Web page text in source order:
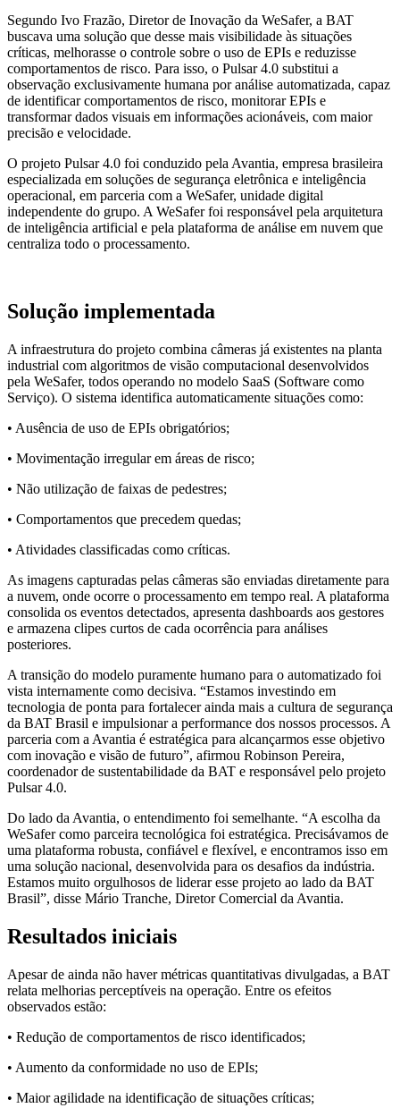
Segundo Ivo Frazão, Diretor de Inovação da WeSafer, a BAT
buscava uma solução que desse mais visibilidade às situações
críticas, melhorasse o controle sobre o uso de EPIs e reduzisse
comportamentos de risco. Para isso, o Pulsar 4.0 substitui a
observação exclusivamente humana por análise automatizada, capaz
de identificar comportamentos de risco, monitorar EPIs e
transformar dados visuais em informações acionáveis, com maior
precisão e velocidade.
O projeto Pulsar 4.0 foi conduzido pela Avantia, empresa brasileira
especializada em soluções de segurança eletrônica e inteligência
operacional, em parceria com a WeSafer, unidade digital
independente do grupo. A WeSafer foi responsável pela arquitetura
de inteligência artificial e pela plataforma de análise em nuvem que
centraliza todo o processamento.
Solução implementada
A infraestrutura do projeto combina câmeras já existentes na planta
industrial com algoritmos de visão computacional desenvolvidos
pela WeSafer, todos operando no modelo SaaS (Software como
Serviço). O sistema identifica automaticamente situações como:
• Ausência de uso de EPIs obrigatórios;
• Movimentação irregular em áreas de risco;
• Não utilização de faixas de pedestres;
• Comportamentos que precedem quedas;
• Atividades classificadas como críticas.
As imagens capturadas pelas câmeras são enviadas diretamente para
a nuvem, onde ocorre o processamento em tempo real. A plataforma
consolida os eventos detectados, apresenta dashboards aos gestores
e armazena clipes curtos de cada ocorrência para análises
posteriores.
A transição do modelo puramente humano para o automatizado foi
vista internamente como decisiva. “Estamos investindo em
tecnologia de ponta para fortalecer ainda mais a cultura de segurança
da BAT Brasil e impulsionar a performance dos nossos processos. A
parceria com a Avantia é estratégica para alcançarmos esse objetivo
com inovação e visão de futuro”, afirmou Robinson Pereira,
coordenador de sustentabilidade da BAT e responsável pelo projeto
Pulsar 4.0.
Do lado da Avantia, o entendimento foi semelhante. “A escolha da
WeSafer como parceira tecnológica foi estratégica. Precisávamos de
uma plataforma robusta, confiável e flexível, e encontramos isso em
uma solução nacional, desenvolvida para os desafios da indústria.
Estamos muito orgulhosos de liderar esse projeto ao lado da BAT
Brasil”, disse Mário Tranche, Diretor Comercial da Avantia.
Resultados iniciais
Apesar de ainda não haver métricas quantitativas divulgadas, a BAT
relata melhorias perceptíveis na operação. Entre os efeitos
observados estão:
• Redução de comportamentos de risco identificados;
• Aumento da conformidade no uso de EPIs;
• Maior agilidade na identificação de situações críticas;